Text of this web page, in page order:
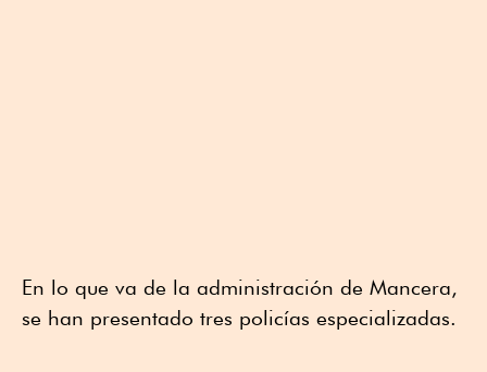
En lo que va de la administración de Mancera,
se han presentado tres policías especializadas.